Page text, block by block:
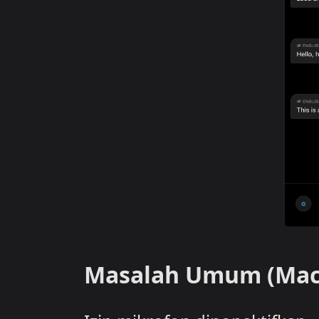
Masalah Umum